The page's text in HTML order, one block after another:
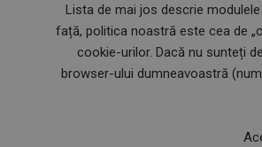
Lista de mai jos descrie
față, politica noastră este cea de
cookie-urilor. Dacă nu sunteți
browser-ului dumneavoastră